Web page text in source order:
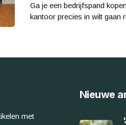
Ga je een bedrijfspand
kantoor precies in wilt gaan
met
Nieuwe